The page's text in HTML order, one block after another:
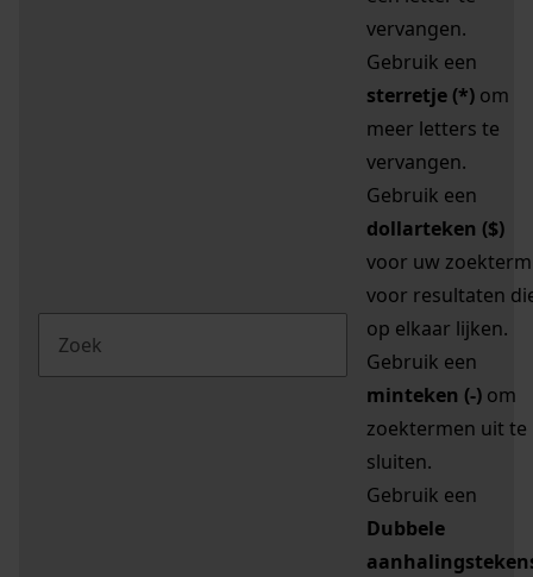
vervangen.
Gebruik een
sterretje (*) om
meer letters te
vervangen.
Gebruik een
dollarteken ($)
voor uw zoekterm
voor resultaten
op elkaar lijken.
Gebruik een
minteken (-) om
zoektermen uit te
sluiten.
Gebruik een
Dubbele